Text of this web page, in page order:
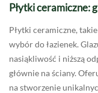
Płytki ceramiczne:
Płytki ceramiczne,
wybór do łazienek.
nasiąkliwość i niższą
głównie na ściany.
na stworzenie